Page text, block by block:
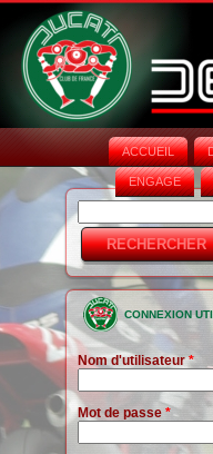
ACCUEIL
ENGAGE
de
recherche
CONNEXION
Nom d'utilisateur*
Mot de passe *